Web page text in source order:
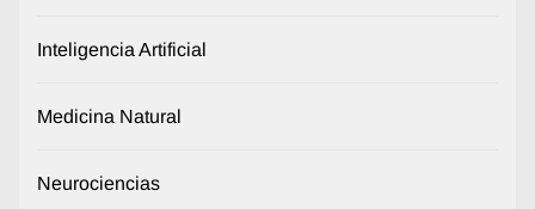
Inteligencia Artificial
Medicina Natural
Neurociencias